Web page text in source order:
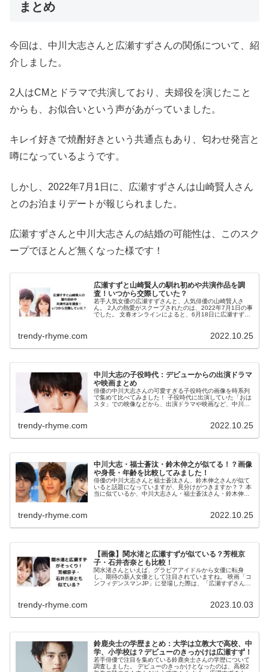
まとめ
今回は、中川大志さんと広瀬すずさんの関係について、紹
介しました。
2人はCMとドラマで共演しており、夫婦役を演じたこと
からも、お似合いという声があがっていました。
キレイ好きで焼酎好きという共通点もあり、匂わせ発言と
噂になっているようです。
しかし、2022年7月1日に、広瀬すずさんは山崎賢人さん
とのお泊まりデートが報じられました。
広瀬すずさんと中川大志さんの結婚の可能性は、このスク
ープでほとんど無くなった様です！
広瀬すずと山崎賢人の馴れ初めや共演作品を調
査！いつから交際していた？
若手人気女優の広瀬すずさんと、人気俳優の山崎賢人さ
ん。 2人の熱愛がスクープされたのは、2022年7月1日の事
でした。 文春オンラインによると、6月18日に広瀬すずさ
trendy-rhyme.com 2022.10.25
中川大志の子役時代：デビューからの出演ドラマ
や映画まとめ
俳優の中川大志さんの可愛すぎる子役時代の画像を時系列
で集めて比べてみました！ 子役時代に出演していた「おは
スタ」での映像などから、出演ドラマや映画など、中川大
trendy-rhyme.com 2022.10.25
中川大志・福士蒼汰・鈴木伸之が似てる！？画像
や身長・年齢を比較してみました！
俳優の中川大志さんと福士蒼汰さん、鈴木伸之さんが似て
いると話題になっていますが、見分けがつきますか？？ 本
当に似ているか、中川大志さん・福士蒼汰さん・鈴木伸之
trendy-rhyme.com 2022.10.25
【画像】関水渚と広瀬すずが似ている？芳根京
子・石井杏奈とも比較！
関水渚さんといえば、グラビアアイドルから女優に転身
し、期待の新人女優として注目されていますね。 映画「コ
ンフィデンスマンJP」に登場した際は、「広瀬すずさんに
trendy-rhyme.com 2023.10.03
鈴鹿央士の学歴まとめ：大学は立教大で高校、中
学、小学校は？デビューのきっかけは広瀬すず！
若手俳優で注目を集めている鈴鹿央士さんの学歴について
調査しました。 デビューのきっかけとなったのは、高校2